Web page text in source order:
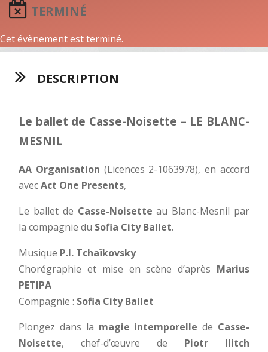
TERMINÉ
Cet évènement est terminé.
DESCRIPTION
Le ballet de Casse-Noisette – LE BLANC-
MESNIL
AA Organisation (Licences 2-1063978), en accord
avecAct One Presents,
Le ballet de Casse-Noisette au Blanc-Mesnil par
la compagnie du Sofia City Ballet.
Musique P.I. Tchaïkovsky
Chorégraphie et mise en scène d’après Marius
PETIPA
Compagnie : Sofia City Ballet
Plongez dans la magie intemporelle de Casse-
Noisette, chef-d’œuvre de Piotr Ilitch